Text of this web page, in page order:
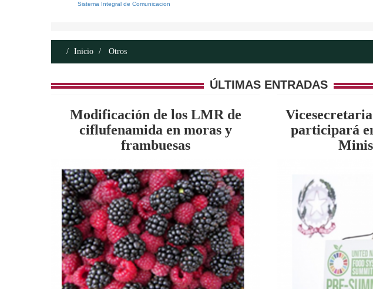
Sistema Integral de Comunicacion
Inicio Otros
ÚLTIMAS ENTRADAS
Modificación de los LMR de
ciflufenamida en moras y
frambuesas
participará